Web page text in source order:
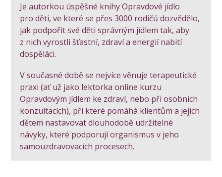
Je autorkou úspěšné knihy Opravdové jídlo
pro děti, ve které se přes 3000 rodičů dozvědělo,
jak podpořit své děti správným jídlem tak, aby
z nich vyrostli šťastní, zdraví a energií nabití
dospěláci.
V současné době se nejvíce věnuje terapeutické
praxi (ať už jako lektorka online kurzu
Opravdovým jídlem ke zdraví, nebo při osobních
konzultacích), při které pomáhá klientům a jejich
dětem nastavovat dlouhodobě udržitelné
návyky, které podporují organismus v jeho
samouzdravovacích procesech.